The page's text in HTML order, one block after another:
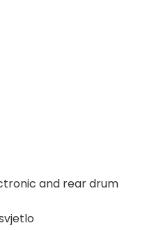
and rear drum